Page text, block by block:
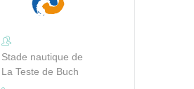
Stade nautique de
La Teste de Buch